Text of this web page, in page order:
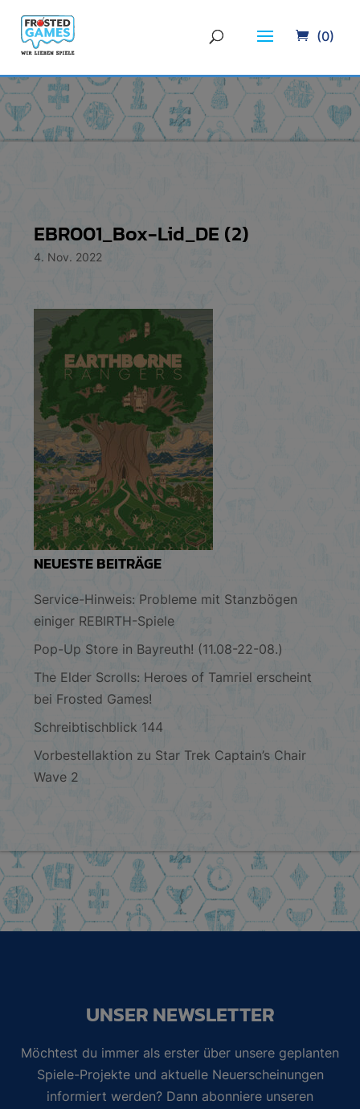
(0)
EBR001_Box-Lid_DE (2)
4. Nov. 2022
NEUESTE BEITRÄGE
Service-Hinweis: Probleme mit Stanzbögen
einiger REBIRTH-Spiele
Pop-Up Store in Bayreuth! (11.08-22-08.)
The Elder Scrolls: Heroes of Tamriel erscheint
bei Frosted Games!
Schreibtischblick 144
Vorbestellaktion zu Star Trek Captain’s Chair
Wave 2
UNSER NEWSLETTER
Möchtest du immer als erster über unsere geplanten
Spiele-Projekte und aktuelle Neuerscheinungen
informiert werden? Dann abonniere unseren